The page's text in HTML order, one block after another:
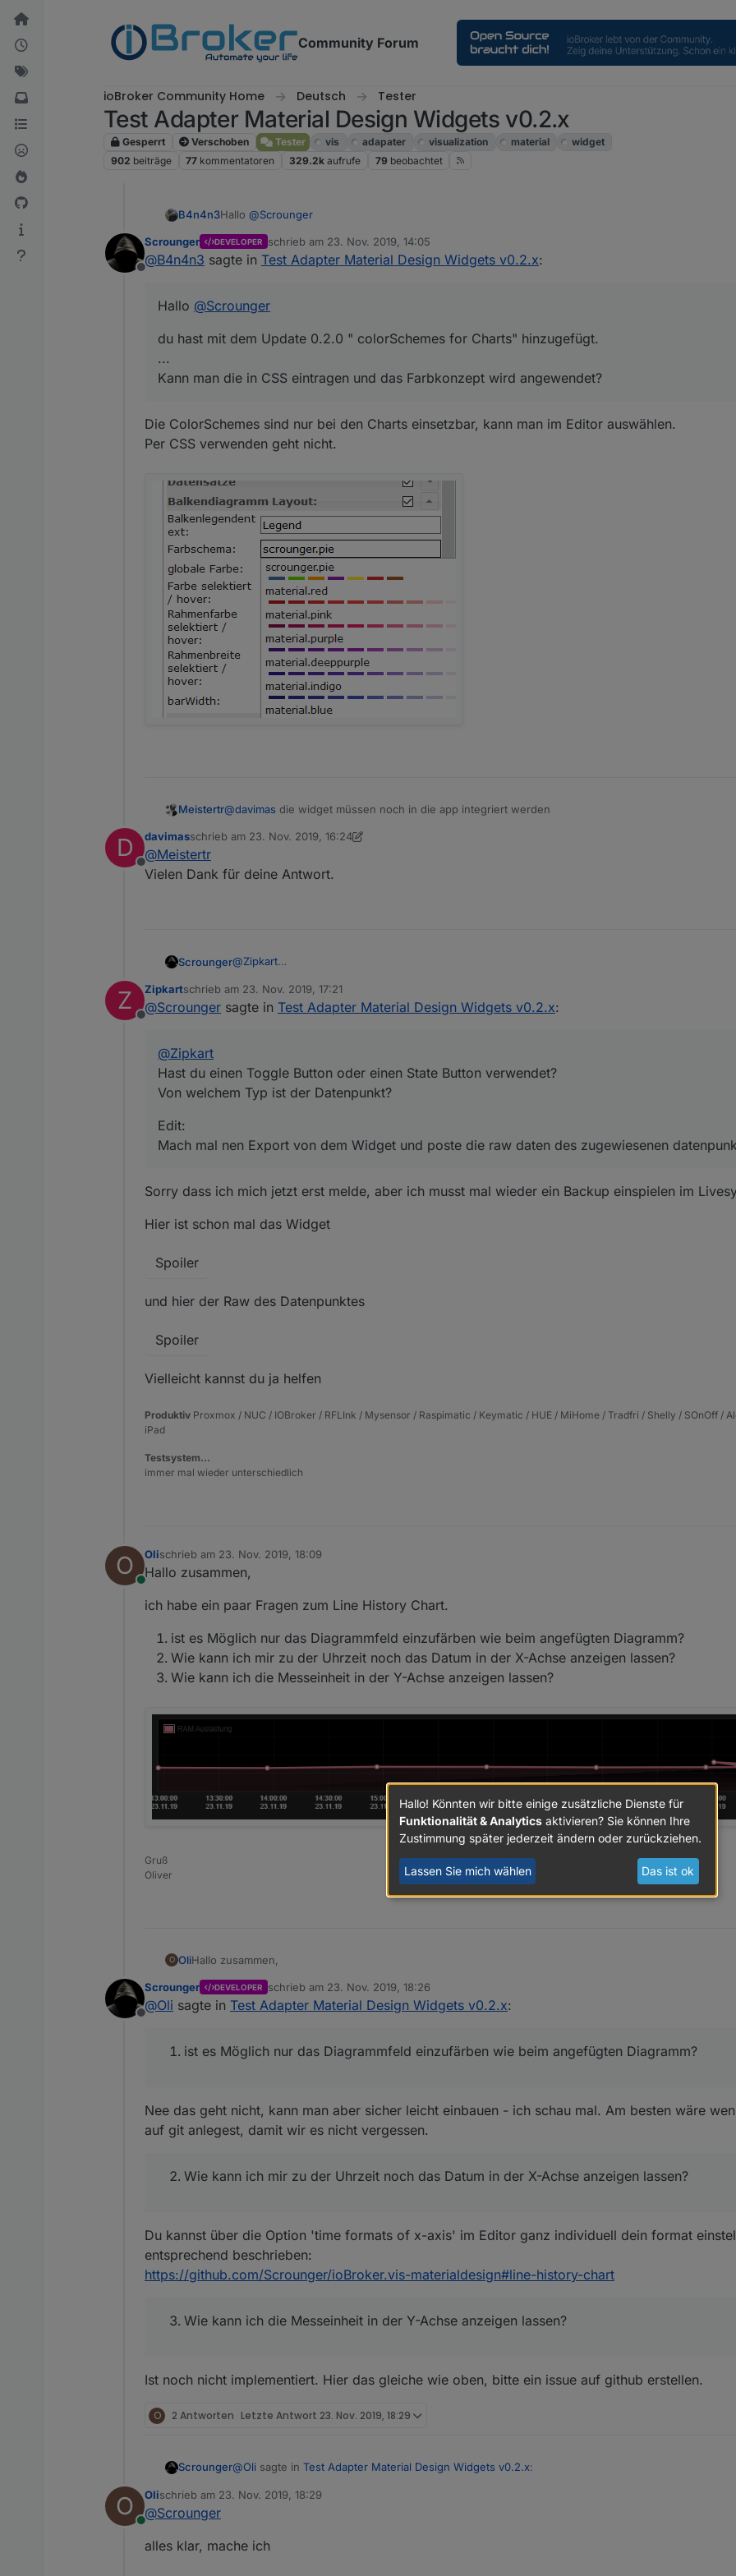
Weiter zum Inhalt
Community Forum
ioBroker Community Home Deutsch Tester
Test Adapter Material Design Widgets v0.2.x
Gesperrt Verschoben Tester vis adapater visualization material
widget
902 beiträge 77 kommentatoren 329.2k aufrufe 79 beobachtet
B4n4n3Hallo @Scrounger
du hast mit dem Update 0.2.0 " colorSchemes for Charts" hinzugefügt.
Hierzu hab ich eine Frage: Kann ich die Farbangaben wie "material.brown" irgendwie verwenden?
Falls es bereits einen Thread dazu gab, wäre ein Link super.
Vielen Dank für die Hilfe.
Offline
Scrounger DEVELOPER schrieb am 23. Nov. 2019, 14:05
zuletzt editiert von
@B4n4n3 sagte in Test Adapter Material Design Widgets v0.2.x:
Hallo @Scrounger
du hast mit dem Update 0.2.0 " colorSchemes for Charts" hinzugefügt.
...
Kann man die in CSS eintragen und das Farbkonzept wird angewendet?
Die ColorSchemes sind nur bei den Charts einsetzbar, kann man im Editor auswählen.
Per CSS verwenden geht nicht.
Meistertr@davimas die widget müssen noch in die app integriert werden
D
Offline
davimasschrieb am 23. Nov. 2019, 16:24
zuletzt editiert von davimas
@Meistertr
Vielen Dank für deine Antwort.
Scrounger@Zipkart
Von welchem Typ ist der Datenpunkt?
Edit:
Mach mal nen Export von dem Widget und poste die raw daten des zugewiesenen datenpunktes.
Z
Offline
Zipkartschrieb am 23. Nov. 2019, 17:21
zuletzt editiert von
@Scrounger sagte in Test Adapter Material Design Widgets v0.2.x:
@Zipkart
Hast du einen Toggle Button oder einen State Button verwendet?
Von welchem Typ ist der Datenpunkt?
Edit:
Mach mal nen Export von dem Widget und poste die raw daten des zugewiesenen
Sorry dass ich mich jetzt erst melde, aber ich musst mal wieder ein Backup einspielen im
Hier ist schon mal das Widget
Spoiler
und hier der Raw des Datenpunktes
Spoiler
Vielleicht kannst du ja helfen
Produktiv Proxmox / NUC / IOBroker / RFLInk / Mysensor / Raspimatic / Keymatic / HUE / MiHome / Tradfri / Shelly / SOnOff /
iPad
Testsystem…
immer mal wieder unterschiedlich
O
Online
Olischrieb am 23. Nov. 2019, 18:09
zuletzt editiert von
Hallo zusammen,
ich habe ein paar Fragen zum Line History Chart.
ist es Möglich nur das Diagrammfeld einzufärben wie beim angefügten Diagramm?
Wie kann ich mir zu der Uhrzeit noch das Datum in der X-Achse anzeigen lassen?
Wie kann ich die Messeinheit in der Y-Achse anzeigen lassen?
Gruß
Oliver
O OliHallo zusammen,
ich habe ein paar Fragen zum Line History Chart.
Wie kann ich die Messeinheit in der Y-Achse anzeigen lassen?
Offline
Scrounger DEVELOPER schrieb am 23. Nov. 2019, 18:26
zuletzt editiert von
@Oli sagte in Test Adapter Material Design Widgets v0.2.x:
ist es Möglich nur das Diagrammfeld einzufärben wie beim angefügten Diagramm?
Nee das geht nicht, kann man aber sicher leicht einbauen - ich schau mal. Am besten wäre
auf git anlegest, damit wir es nicht vergessen.
Wie kann ich mir zu der Uhrzeit noch das Datum in der X-Achse anzeigen lassen?
Du kannst über die Option 'time formats of x-axis' im Editor ganz individuell dein format
entsprechend beschrieben:
https://github.com/Scrounger/ioBroker.vis-materialdesign#line-history-chart
Wie kann ich die Messeinheit in der Y-Achse anzeigen lassen?
Ist noch nicht implementiert. Hier das gleiche wie oben, bitte ein issue auf github erstellen.
O 2 Antworten Letzte Antwort 23. Nov. 2019, 18:29
Scrounger@Oli sagte in Test Adapter Material Design Widgets v0.2.x:
Nee das geht nicht, kann man aber sicher leicht einbauen - ich schau mal. Am besten wäre wenn
O
Online
Olischrieb am 23. Nov. 2019, 18:29
zuletzt editiert von
@Scrounger
alles klar, mache ich
Hallo! Könnten wir bitte einige zusätzliche Dienste für
Funktionalität & Analytics aktivieren? Sie können Ihre
Zustimmung später jederzeit ändern oder zurückziehen.
Lassen Sie mich wählen Das ist ok